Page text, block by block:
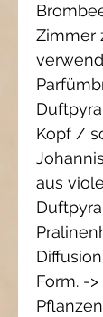
Zimmer
Kopf /
aus
Form. ->